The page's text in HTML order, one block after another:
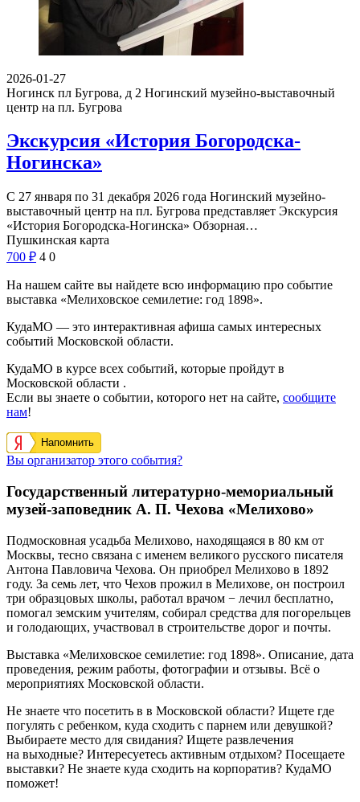
2026-01-27
Ногинск пл Бугрова, д 2 Ногинский музейно-выставочный
центр на пл. Бугрова
Экскурсия «История Богородска-
Ногинска»
С 27 января по 31 декабря 2026 года Ногинский музейно-
выставочный центр на пл. Бугрова представляет Экскурсия
«История Богородска-Ногинска» Обзорная…
Пушкинская карта
700 ₽ 4 0
На нашем сайте вы найдете всю информацию про событие
выставка «Мелиховское семилетие: год 1898».
КудаМО — это интерактивная афиша самых интересных
событий Московской области.
КудаМО в курсе всех событий, которые пройдут в
Московской области .
Если вы знаете о событии, которого нет на сайте, сообщите
нам!
Напомнить
Вы организатор этого события?
Государственный литературно-мемориальный
музей-заповедник А. П. Чехова «Мелихово»
Подмосковная усадьба Мелихово, находящаяся в 80 км от
Москвы, тесно связана с именем великого русского писателя
Антона Павловича Чехова. Он приобрел Мелихово в 1892
году. За семь лет, что Чехов прожил в Мелихове, он построил
три образцовых школы, работал врачом − лечил бесплатно,
помогал земским учителям, собирал средства для погорельцев
и голодающих, участвовал в строительстве дорог и почты.
Выставка «Мелиховское семилетие: год 1898». Описание, дата
проведения, режим работы, фотографии и отзывы. Всё о
мероприятиях Московской области.
Не знаете что посетить в в Московской области? Ищете где
погулять с ребенком, куда сходить с парнем или девушкой?
Выбираете место для свидания? Ищете развлечения
на выходные? Интересуетесь активным отдыхом? Посещаете
выставки? Не знаете куда сходить на корпоратив? КудаМО
поможет!